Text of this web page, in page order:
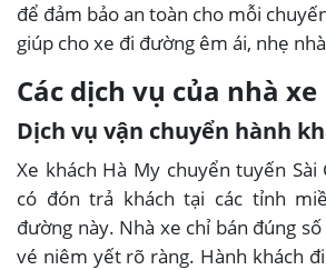
để đảm bảo an toàn cho mỗi
giúp cho xe đi đường êm ái, nhẹ
Các dịch vụ của nhà xe
Dịch vụ vận chuyển hành
Xe khách Hà My chuyển tuyến Sài
có đón trả khách tại các tỉnh
đường này. Nhà xe chỉ bán đúng
vé niêm yết rõ ràng. Hành khách